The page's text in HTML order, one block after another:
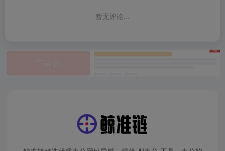
暂无评论...